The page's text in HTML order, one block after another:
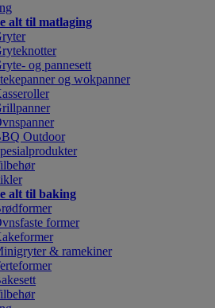
alt til matlaging
og pannesett
og wokpanner
Outdoor
alt til baking
former
& ramekiner